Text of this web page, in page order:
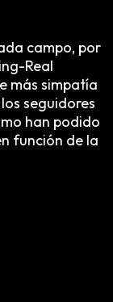
campo, por
Real
más simpatía
seguidores
han podido
función de la